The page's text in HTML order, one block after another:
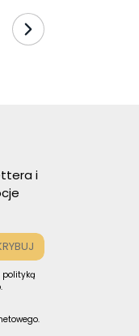
i
polityką